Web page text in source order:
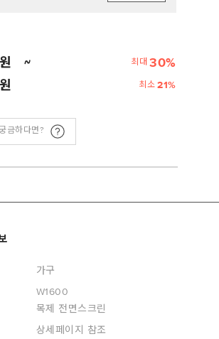
최대 30%
최소 21%
금하다면?
가구
W1600
목제 전면스크린
상세페이지 참조